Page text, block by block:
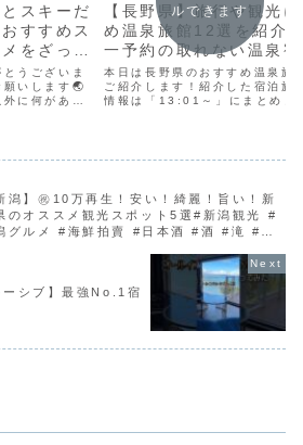
スキーだ
すすめス
をざっく
うございま
いします🌏
に何がある
【長野県】旅行や観光
め温泉旅館12選を紹介
一予約の取れない温泉
☆
本日は長野県のおすすめ温泉旅
ご紹介します！紹介した宿泊施
情報は「13:01～」にまとめま
ルできます
潟】㊗️10万再生！安い！綺麗！旨い！新
のオススメ観光スポット5選#新潟観光 #
グルメ #海鮮拍賣 #日本酒 #酒 #滝 #日
ーシブ】最強No.1宿